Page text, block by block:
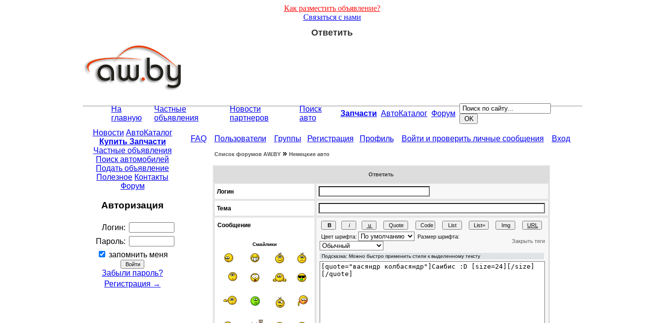
Как разместить объявление?
Связаться с нами
Ответить
На
главную
Частные
объявления
Новости
партнеров
Поиск
авто
Запчасти АвтоКаталог Форум
Новости АвтоКаталог
Купить Запчасти
Частные объявления
Поиск автомобилей
Подать объявление
Полезное Контакты
Форум
Авторизация
Логин:
Пароль:
запомнить меня
Забыли пароль?
Регистрация →
FAQ Пользователи Группы Регистрация Профиль Войти и проверить личные сообщения Вход
Список форумов АW.BY» Немецкие авто
Ответить
Логин
Тема
Сообщение
Смайлики
Цвет шрифта: Размер шрифта:
Закрыть теги